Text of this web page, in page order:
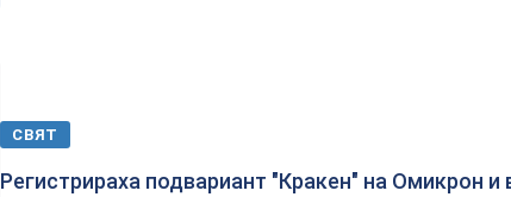
СВЯТ
Регистрираха подвариант "Кракен" на Омикрон и